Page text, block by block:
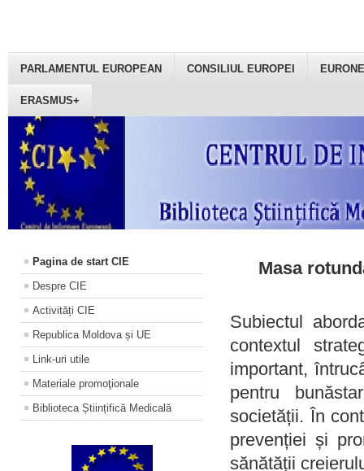
PARLAMENTUL EUROPEAN CONSILIUL EUROPEI
ERASMUS+
Pagina de start CIE
Despre CIE
Activități CIE
Republica Moldova și UE
Link-uri utile
Materiale promoţionale
Biblioteca Științifică Medicală
Masa
Subiectul
contextul
important,
pentru
societății. În
prevenției și
sănătății